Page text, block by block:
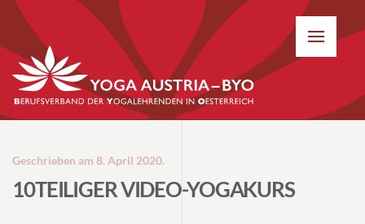
Geschrieben am 8. April 2020.
10TEILIGER VIDEO-YOGAKURS